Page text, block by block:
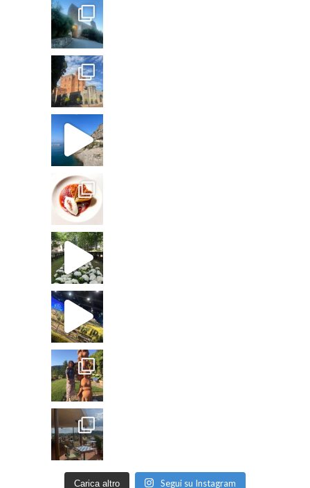
Carica altro Segui su Instagram